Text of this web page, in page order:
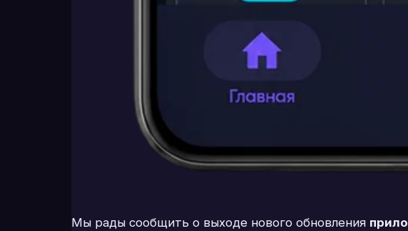
Мы рады сообщить о выходе нового обновления